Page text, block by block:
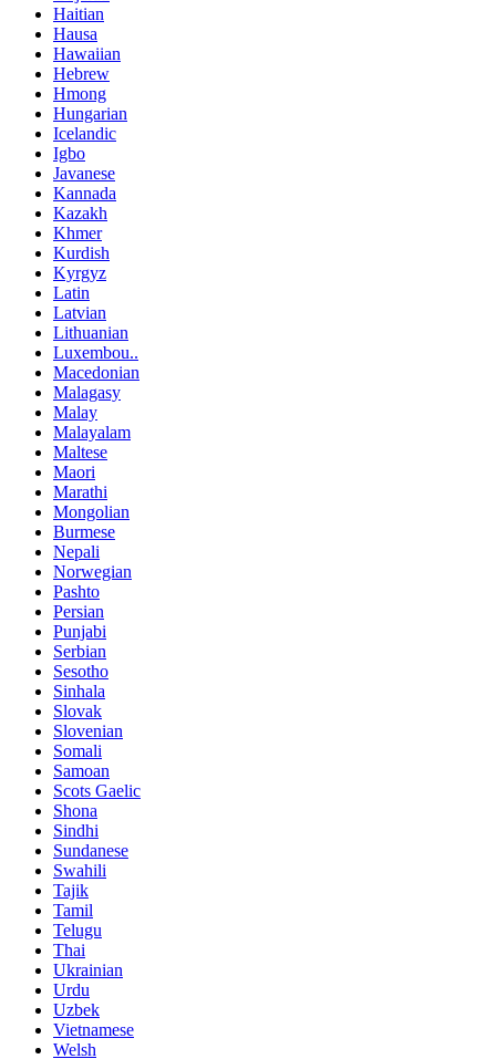
Haitian
Hausa
Hawaiian
Hebrew
Hmong
Hungarian
Icelandic
Igbo
Javanese
Kannada
Kazakh
Khmer
Kurdish
Kyrgyz
Latin
Latvian
Lithuanian
Luxembou..
Macedonian
Malagasy
Malay
Malayalam
Maltese
Maori
Marathi
Mongolian
Burmese
Nepali
Norwegian
Pashto
Persian
Punjabi
Serbian
Sesotho
Sinhala
Slovak
Slovenian
Somali
Samoan
Scots Gaelic
Shona
Sindhi
Sundanese
Swahili
Tajik
Tamil
Telugu
Thai
Ukrainian
Urdu
Uzbek
Vietnamese
Welsh